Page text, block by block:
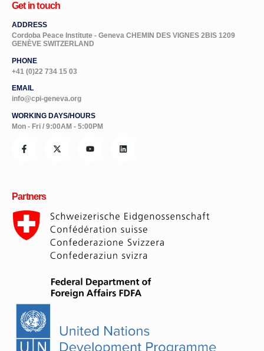
Get in touch
ADDRESS
Cordoba Peace Institute - Geneva CHEMIN DES VIGNES 2BIS 1209
GENÈVE SWITZERLAND
PHONE
+41 (0)22 734 15 03
EMAIL
info@cpi-geneva.org
WORKING DAYS/HOURS
Mon - Fri / 9:00AM - 5:00PM
Partners